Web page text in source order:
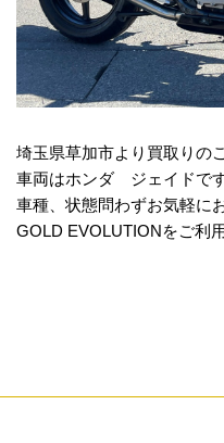
埼玉県草加市より買取りの
車両はホンダ ジェイドです
車種、状態問わずお気軽に
GOLD EVOLUTIONをご利